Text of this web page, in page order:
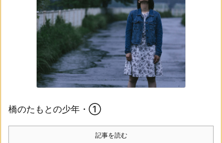
橋のたもとの少年・①
記事を読む